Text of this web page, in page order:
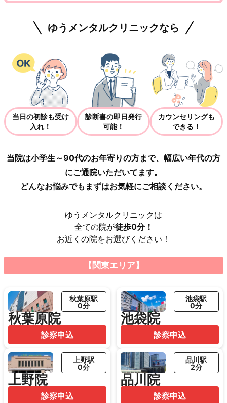
ゆうメンタルクリニックなら
当日の初診も受け
入れ！
診断書の即日発行
可能！
カウンセリングも
できる！
当院は小学生～90代のお年寄りの方まで、幅広い年代の方
にご通院いただいてます。
どんなお悩みでもまずはお気軽にご相談ください。
ゆうメンタルクリニックは
全ての院が徒歩0分！
お近くの院をお選びください！
【関東エリア】
秋葉原院
秋葉原駅
0分
診察申込
池袋院
池袋駅
0分
診察申込
上野院
上野駅
0分
診察申込
品川院
品川駅
2分
診察申込